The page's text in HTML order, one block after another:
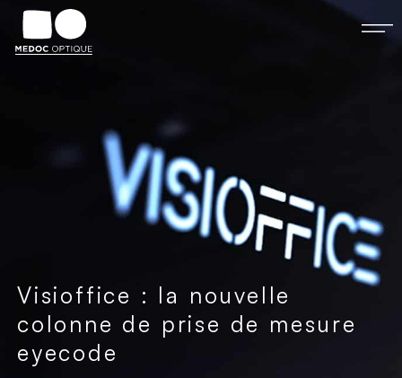
Visioffice : la nouvelle
colonne de prise de mesure
eyecode